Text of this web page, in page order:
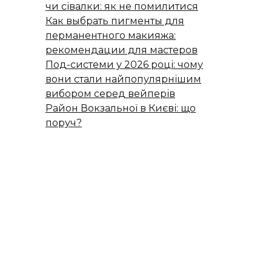
чи сівалки: як не помилитися
Как выбрать пигменты для
перманентного макияжа:
рекомендации для мастеров
Под-системи у 2026 році: чому
вони стали найпопулярнішим
вибором серед вейперів
Район Вокзальної в Києві: що
поруч?